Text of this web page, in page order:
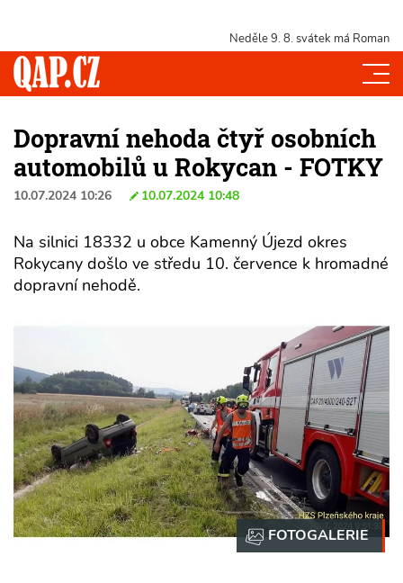
Neděle 9. 8. svátek má Roman
Dopravní nehoda čtyř osobních
automobilů u Rokycan - FOTKY
10.07.2024 10:26 10.07.2024 10:48
Na silnici 18332 u obce Kamenný Újezd okres
Rokycany došlo ve středu 10. července k hromadné
dopravní nehodě.